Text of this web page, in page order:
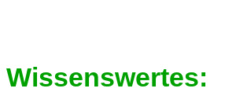
Wissenswertes: